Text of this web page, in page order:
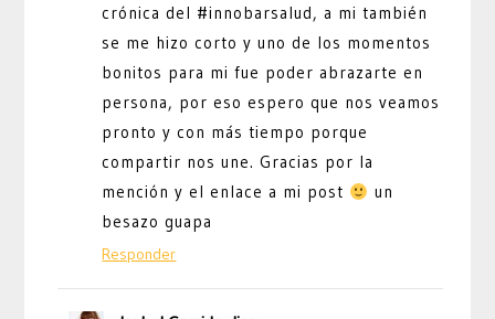
crónica del #innobarsalud, a mi también
se me hizo corto y uno de los momentos
bonitos para mi fue poder abrazarte en
persona, por eso espero que nos veamos
pronto y con más tiempo porque
compartir nos une. Gracias por la
mención y el enlace a mi post
un
besazo guapa
Responder